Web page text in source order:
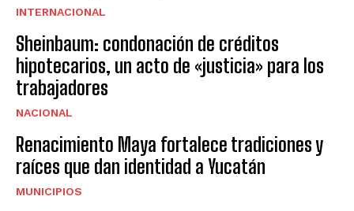
INTERNACIONAL
Sheinbaum: condonación de créditos
hipotecarios, un acto de «justicia» para los
trabajadores
NACIONAL
Renacimiento Maya fortalece tradiciones y
raíces que dan identidad a Yucatán
MUNICIPIOS